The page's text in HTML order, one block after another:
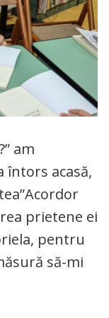
am
întors acasă,
prietene ei
pentru
să-mi